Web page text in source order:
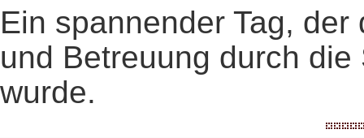
Ein spannender Tag,
und Betreuung durch
wurde.